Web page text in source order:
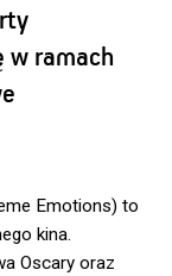
w ramach
Emotions) to
kina.
Oscary oraz